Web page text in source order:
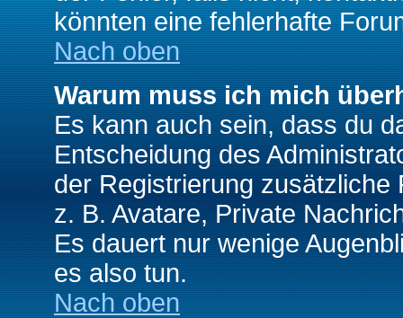
könnten eine fehlerhafte
Nach oben
Warum muss ich mich
Es kann auch sein, dass du
Entscheidung des
der Registrierung
z. B. Avatare, Private
Es dauert nur wenige
es also tun.
Nach oben